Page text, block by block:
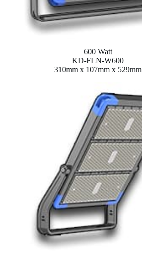
600 Watt
KD-FLN-W600
310mm x 107mm x 529mm